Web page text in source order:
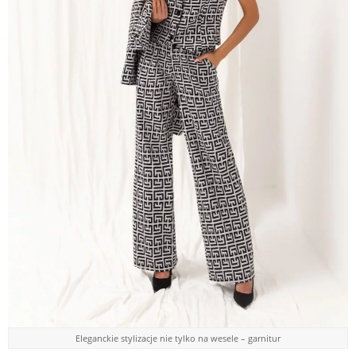
Eleganckie stylizacje nie tylko na wesele – garnitur